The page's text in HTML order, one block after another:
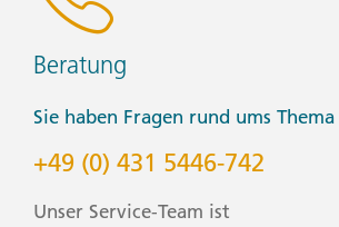
Beratung
Sie haben Fragen rund ums Thema
+49 (0) 431 5446-742
Unser Service-Team ist